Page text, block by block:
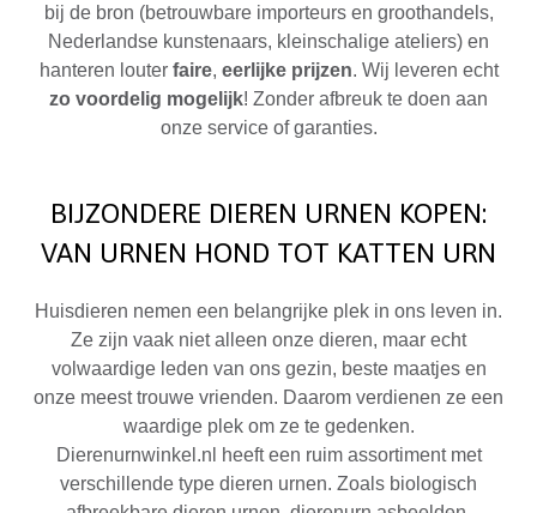
bij de bron (betrouwbare importeurs en groothandels,
Nederlandse kunstenaars, kleinschalige ateliers) en
hanteren louter faire, eerlijke prijzen. Wij leveren echt
zo voordelig mogelijk! Zonder afbreuk te doen aan
onze service of garanties.
BIJZONDERE DIEREN URNEN KOPEN:
VAN URNEN HOND TOT KATTEN URN
Huisdieren nemen een belangrijke plek in ons leven in.
Ze zijn vaak niet alleen onze dieren, maar echt
volwaardige leden van ons gezin, beste maatjes en
onze meest trouwe vrienden. Daarom verdienen ze een
waardige plek om ze te gedenken.
Dierenurnwinkel.nl heeft een ruim assortiment met
verschillende type dieren urnen. Zoals biologisch